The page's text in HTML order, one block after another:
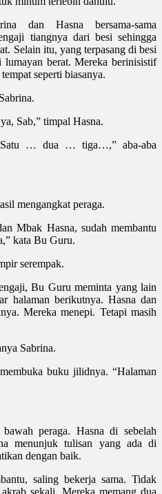
dan Hasna bersama-sama
tiangnya dari besi sehingga
Selain itu, yang terpasang di besi
berat. Mereka berinisistif
seperti biasanya.
Sab,” timpal Hasna.
… dua … tiga…,” aba-aba
mengangkat peraga.
Mbak Hasna, sudah membantu
kata Bu Guru.
serempak.
Bu Guru meminta yang lain
halaman berikutnya. Hasna dan
Mereka menepi. Tetapi masih
Sabrina.
buku jilidnya. “Halaman
peraga. Hasna di sebelah
menunjuk tulisan yang ada di
dengan baik.
saling bekerja sama. Tidak